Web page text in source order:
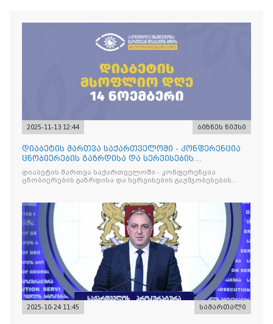
2025-11-13 12:44 ბიზნეს ნიუსი
დიაბეტის მართვა საქართველოში - კონფერენცია
ცნობიერების გაზრდისა და სერვისების
გაუმჯობესების მიზნით
დიაბეტის მართვა საქართველოში - კონფერენცია
ცნობიერების გაზრდისა და სერვისების გაუმჯობესების
2025-10-24 11:45 სამართალი